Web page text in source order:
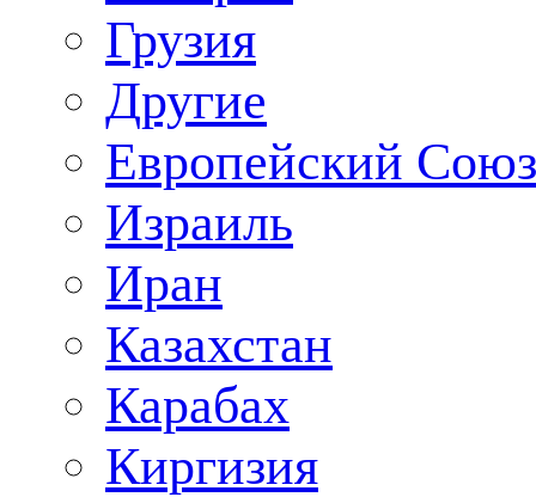
Грузия
Другие
Европейский Союз
Израиль
Иран
Казахстан
Карабах
Киргизия